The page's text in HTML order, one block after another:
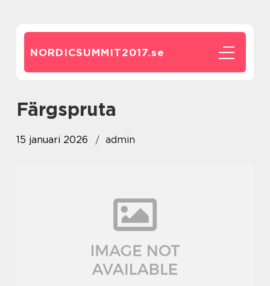
NORDICSUMMIT2017.se
Färgspruta
15 januari 2026 admin